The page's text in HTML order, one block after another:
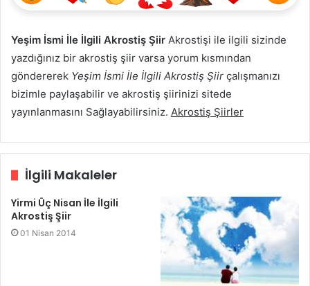
Yeşim İsmi İle İlgili Akrostiş Şiir Akrostişi ile ilgili sizinde
yazdığınız bir akrostiş şiir varsa yorum kısmından
göndererek Yeşim İsmi İle İlgili Akrostiş Şiir çalışmanızı
bizimle paylaşabilir ve akrostiş şiirinizi sitede
yayınlanmasını Sağlayabilirsiniz. Akrostiş Şiirler
İlgili Makaleler
Yirmi Üç Nisan İle İlgili
Akrostiş Şiir
01 Nisan 2014